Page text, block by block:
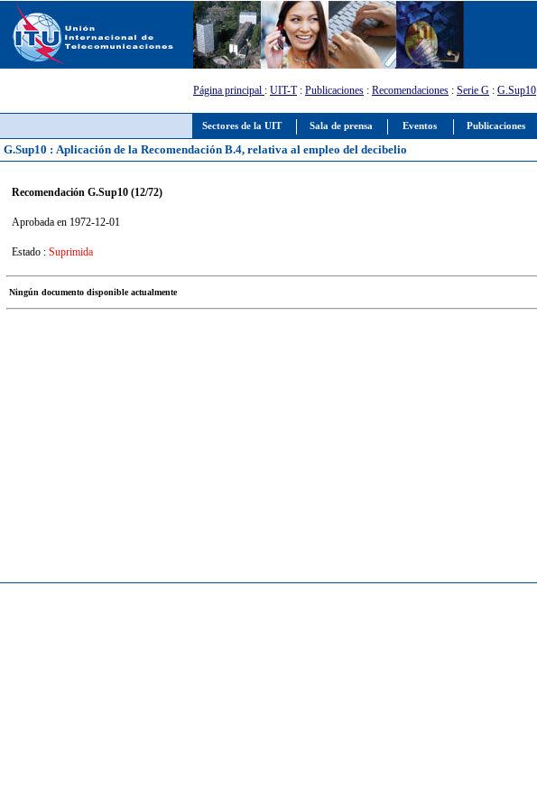
Sectores de la UIT Sala de prensa Eventos Publicaciones
Página principal : UIT-T: Publicaciones : Recomendaciones : Serie G : G.Sup10
G.Sup10 : Aplicación de la Recomendación B.4, relativa al empleo del decibelio
Recomendación G.Sup10 (12/72)
Aprobada en 1972-12-01
Estado : Suprimida
Ningún documento disponible actualmente